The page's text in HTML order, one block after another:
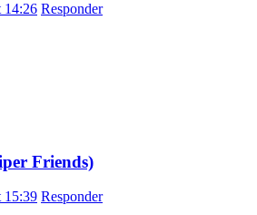
14:26 Responder
Friends)
15:39 Responder